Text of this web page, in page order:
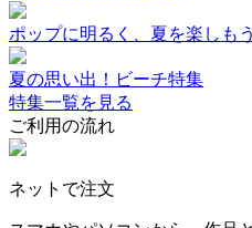
ポップに明るく、夏を楽しも
夏の思い出！ビーチ特集
特集一覧を見る
ご利用の流れ
ネットで注文